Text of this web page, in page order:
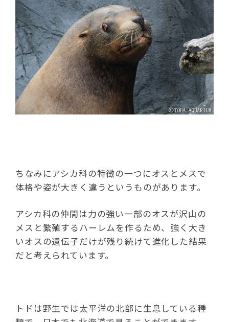
ちなみにアシカ科の特徴の一つにオスとメスで
体格や姿が大きく違うというものがあります。
アシカ科の仲間は力の強い一部のオスが沢山の
メスと繁殖するハーレムを作るため、強く大き
いオスの遺伝子だけが残り続けて進化した結果
だと考えられています。
トドは野生では太平洋の北部に生息している種